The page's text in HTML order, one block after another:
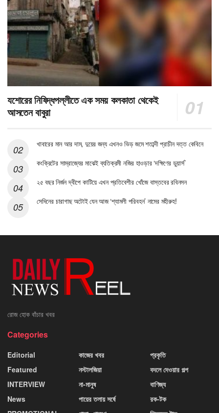
যশোরের নিষিদ্ধপল্লীতে এক সময় কলকাতা থেকেই
আসতেন বাবুরা
খাবারের মান আর দাম, দুয়ের জন্য এখনও ভিড় জমে শতাব্দী প্রাচীন দত্ত কেবিনে
কংক্রিটের সাম্রাজ্যের মাঝেই ব্যতিক্রমী নজির হাওড়ার ‘দক্ষিণের ডুয়ার্স’
২৫ বছর নির্জন দ্বীপে কাটিয়ে এখন প্রতিবেশীর খোঁজে বাস্তবের রবিনসন
সেদিনের চারাগাছ অটোই যেন আজ ‘শ্যামলী পরিবহন’ নামের মহীরুহ!
রোজ হোক বাঁচার খবর
Categories
Editorial
Featured
INTERVIEW
News
কাজের খবর
নস্টালজিয়া
না-মানুষ
পায়ের তলায় সর্ষে
প্রকৃতি
বদলে দেওয়ার গল্প
বাণিজ্য
রক-টক